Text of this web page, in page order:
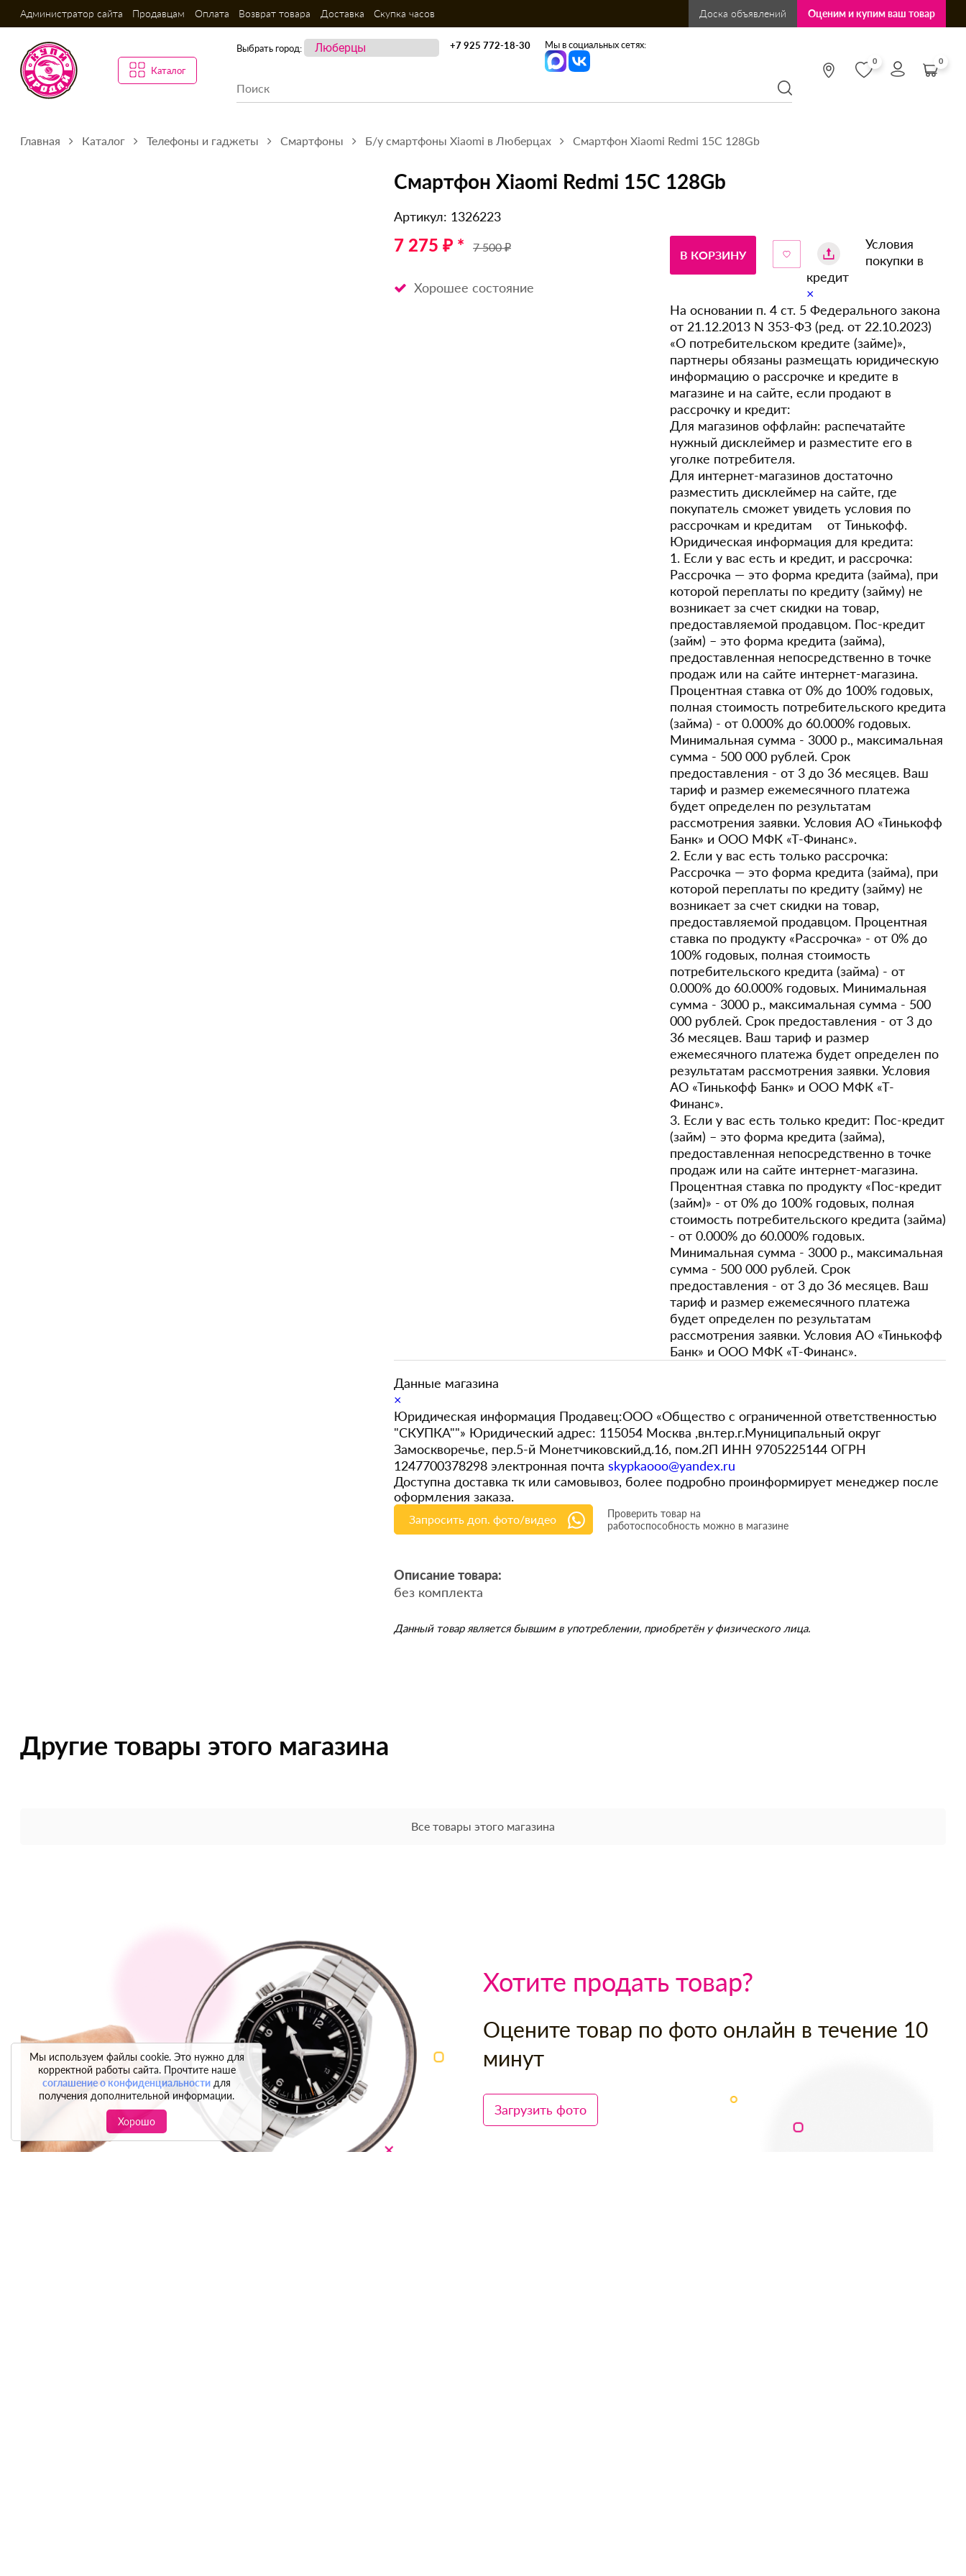
Администратор сайта Продавцам Оплата Возврат товара Доставка Скупка часов Доска объявлений Оценим и купим ваш товар
Каталог
Выбрать город: +7 925 772-18-30 Мы в социальных сетях:
0 0
Главная Каталог Телефоны и гаджеты Смартфоны Б/у смартфоны Xiaomi в Люберцах Смартфон Xiaomi Redmi 15С 128Gb
Смартфон Xiaomi Redmi 15С 128Gb
Артикул: 1326223
7 275 ₽ * 7 500 ₽
Хорошее состояние
В КОРЗИНУ
Условия
покупки в
кредит
×
На основании п. 4 ст. 5 Федерального закона
от 21.12.2013 N 353-ФЗ (ред. от 22.10.2023)
«О потребительском кредите (займе)»,
партнеры обязаны размещать юридическую
информацию о рассрочке и кредите в
магазине и на сайте, если продают в
рассрочку и кредит:
Для магазинов оффлайн: распечатайте
нужный дисклеймер и разместите его в
уголке потребителя.
Для интернет-магазинов достаточно
разместить дисклеймер на сайте, где
покупатель сможет увидеть условия по
рассрочкам и кредитам от Тинькофф.
Юридическая информация для кредита:
1. Если у вас есть и кредит, и рассрочка:
Рассрочка — это форма кредита (займа), при
которой переплаты по кредиту (займу) не
возникает за счет скидки на товар,
предоставляемой продавцом. Пос-кредит
(займ) – это форма кредита (займа),
предоставленная непосредственно в точке
продаж или на сайте интернет-магазина.
Процентная ставка от 0% до 100% годовых,
полная стоимость потребительского кредита
(займа) - от 0.000% до 60.000% годовых.
Минимальная сумма - 3000 р., максимальная
сумма - 500 000 рублей. Срок
предоставления - от 3 до 36 месяцев. Ваш
тариф и размер ежемесячного платежа
будет определен по результатам
рассмотрения заявки. Условия АО «Тинькофф
Банк» и ООО МФК «Т-Финанс».
2. Если у вас есть только рассрочка:
Рассрочка — это форма кредита (займа), при
которой переплаты по кредиту (займу) не
возникает за счет скидки на товар,
предоставляемой продавцом. Процентная
ставка по продукту «Рассрочка» - от 0% до
100% годовых, полная стоимость
потребительского кредита (займа) - от
0.000% до 60.000% годовых. Минимальная
сумма - 3000 р., максимальная сумма - 500
000 рублей. Срок предоставления - от 3 до
36 месяцев. Ваш тариф и размер
ежемесячного платежа будет определен по
результатам рассмотрения заявки. Условия
АО «Тинькофф Банк» и ООО МФК «Т-
Финанс».
3. Если у вас есть только кредит: Пос-кредит
(займ) – это форма кредита (займа),
предоставленная непосредственно в точке
продаж или на сайте интернет-магазина.
Процентная ставка по продукту «Пос-кредит
(займ)» - от 0% до 100% годовых, полная
стоимость потребительского кредита (займа)
- от 0.000% до 60.000% годовых.
Минимальная сумма - 3000 р., максимальная
сумма - 500 000 рублей. Срок
предоставления - от 3 до 36 месяцев. Ваш
тариф и размер ежемесячного платежа
будет определен по результатам
рассмотрения заявки. Условия АО «Тинькофф
Банк» и ООО МФК «Т-Финанс».
Данные магазина
×
Юридическая информация Продавец:ООО «Общество с ограниченной ответственностью
"СКУПКА""» Юридический адрес: 115054 Москва ,вн.тер.г.Муниципальный округ
Замоскворечье, пер.5-й Монетчиковский,д.16, пом.2П ИНН 9705225144 ОГРН
1247700378298 электронная почта skypkaooo@yandex.ru
Доступна доставка тк или самовывоз, более подробно проинформирует менеджер после
оформления заказа.
Запросить доп. фото/видео
Проверить товар на
работоспособность можно в магазине
Описание товара:
без комплекта
Данный товар является бывшим в употреблении, приобретён у физического лица.
Другие товары этого магазина
Все товары этого магазина
Хотите продать товар?
Оцените товар по фото онлайн в течение 10
минут
Загрузить фото
Мы используем файлы cookie. Это нужно для
корректной работы сайта. Прочтите наше
соглашение о конфиденциальности для
получения дополнительной информации.
Хорошо